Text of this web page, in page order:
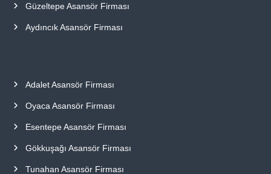
Güzeltepe Asansör Firması
Aydıncık Asansör Firması
Adalet Asansör Firması
Oyaca Asansör Firması
Esentepe Asansör Firması
Gökkuşağı Asansör Firması
Tunahan Asansör Firması